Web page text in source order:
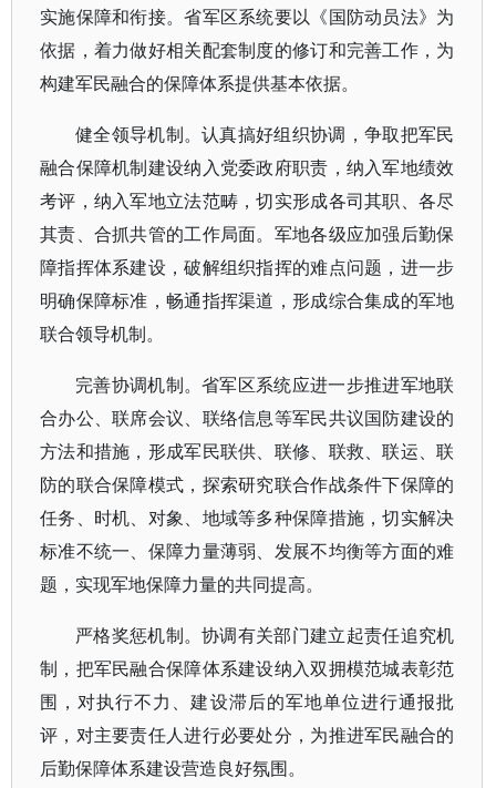
实施保障和衔接。省军区系统要以《国防动员法》为
依据，着力做好相关配套制度的修订和完善工作，为
构建军民融合的保障体系提供基本依据。
健全领导机制。认真搞好组织协调，争取把军民
融合保障机制建设纳入党委政府职责，纳入军地绩效
考评，纳入军地立法范畴，切实形成各司其职、各尽
其责、合抓共管的工作局面。军地各级应加强后勤保
障指挥体系建设，破解组织指挥的难点问题，进一步
明确保障标准，畅通指挥渠道，形成综合集成的军地
联合领导机制。
完善协调机制。省军区系统应进一步推进军地联
合办公、联席会议、联络信息等军民共议国防建设的
方法和措施，形成军民联供、联修、联救、联运、联
防的联合保障模式，探索研究联合作战条件下保障的
任务、时机、对象、地域等多种保障措施，切实解决
标准不统一、保障力量薄弱、发展不均衡等方面的难
题，实现军地保障力量的共同提高。
严格奖惩机制。协调有关部门建立起责任追究机
制，把军民融合保障体系建设纳入双拥模范城表彰范
围，对执行不力、建设滞后的军地单位进行通报批
评，对主要责任人进行必要处分，为推进军民融合的
后勤保障体系建设营造良好氛围。